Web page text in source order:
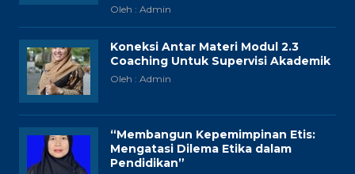
Oleh : Admin
Koneksi Antar Materi Modul 2.3
Coaching Untuk Supervisi Akademik
Oleh : Admin
“Membangun Kepemimpinan Etis:
Mengatasi Dilema Etika dalam
Pendidikan”